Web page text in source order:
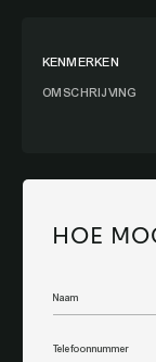
KENMERKEN
OMSCHRIJVING
HOE